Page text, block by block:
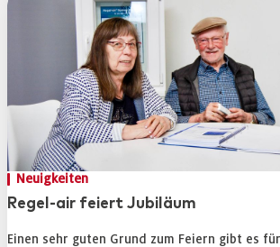
Neuigkeiten
Regel-air feiert Jubiläum
Einen sehr guten Grund zum Feiern gibt es